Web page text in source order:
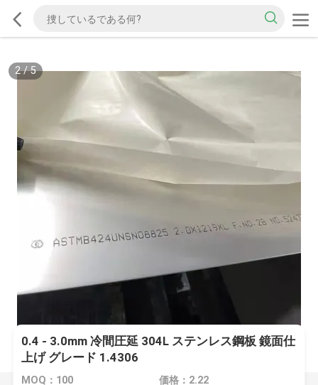
2/5
0.4 - 3.0mm 冷間圧延 304L ステンレス鋼板 鏡面仕
上げ グレード 1.4306
MOQ：100 価格：2.22